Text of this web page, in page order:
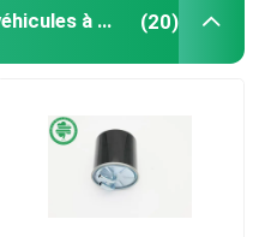
Filtre de carburant pour véhicules à moteur (20)